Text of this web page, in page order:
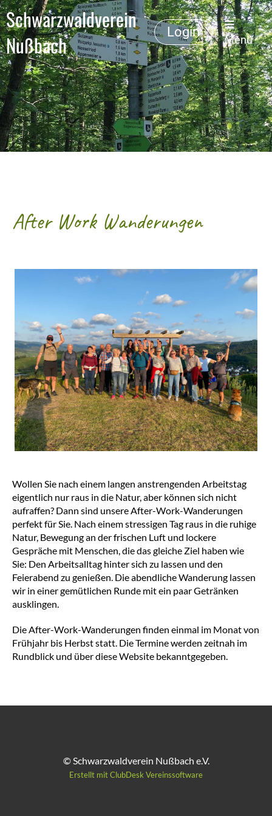
Schwarzwaldverein
Nußbach
Login
Menü
After Work Wanderungen
Wollen Sie nach einem langen anstrengenden Arbeitstag
eigentlich nur raus in die Natur, aber können sich nicht
aufraffen? Dann sind unsere After-Work-Wanderungen
perfekt für Sie. Nach einem stressigen Tag raus in die ruhige
Natur, Bewegung an der frischen Luft und lockere
Gespräche mit Menschen, die das gleiche Ziel haben wie
Sie: Den Arbeitsalltag hinter sich zu lassen und den
Feierabend zu genießen. Die abendliche Wanderung lassen
wir in einer gemütlichen Runde mit ein paar Getränken
ausklingen.
Die After-Work-Wanderungen finden einmal im Monat von
Frühjahr bis Herbst statt. Die Termine werden zeitnah im
Rundblick und über diese Website bekanntgegeben.
© Schwarzwaldverein Nußbach e.V.
Erstellt mit ClubDesk Vereinssoftware